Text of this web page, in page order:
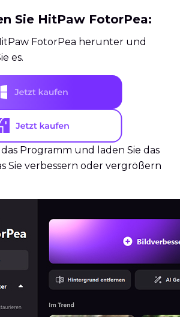
Sie HitPaw FotorPea:
FotorPea herunter und
es.
Programm und laden Sie das
Sie verbessern oder vergrößern